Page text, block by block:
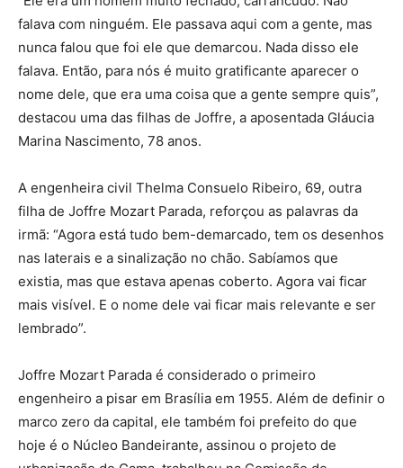
falava com ninguém. Ele passava aqui com a gente, mas
nunca falou que foi ele que demarcou. Nada disso ele
falava. Então, para nós é muito gratificante aparecer o
nome dele, que era uma coisa que a gente sempre quis”,
destacou uma das filhas de Joffre, a aposentada Gláucia
Marina Nascimento, 78 anos.
A engenheira civil Thelma Consuelo Ribeiro, 69, outra
filha de Joffre Mozart Parada, reforçou as palavras da
irmã: “Agora está tudo bem-demarcado, tem os desenhos
nas laterais e a sinalização no chão. Sabíamos que
existia, mas que estava apenas coberto. Agora vai ficar
mais visível. E o nome dele vai ficar mais relevante e ser
lembrado”.
Joffre Mozart Parada é considerado o primeiro
engenheiro a pisar em Brasília em 1955. Além de definir o
marco zero da capital, ele também foi prefeito do que
hoje é o Núcleo Bandeirante, assinou o projeto de